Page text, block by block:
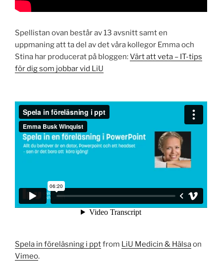
Spellistan ovan består av 13 avsnitt samt en
uppmaning att ta del av det våra kollegor Emma och
Stina har producerat på bloggen:Värt att veta – IT-tips
för dig som jobbar vid LiU
Spela in föreläsning i pptfrom LiU Medicin & Hälsaon
Vimeo.